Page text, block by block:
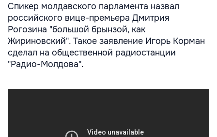
Спикер молдавского парламента назвал
российского вице-премьера Дмитрия
Рогозина "большой брынзой, как
Жириновский". Такое заявление Игорь Корман
сделал на общественной радиостанции
"Радио-Молдова".